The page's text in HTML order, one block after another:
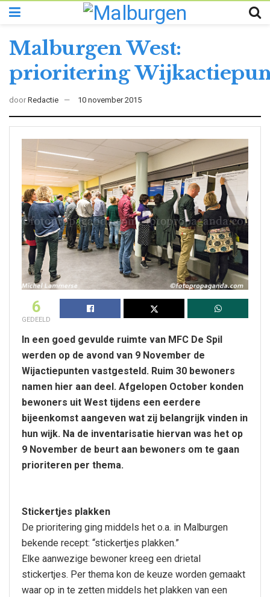
Malburgen West:
prioritering
door Redactie 10 november 2015
6
GEDEELD
In een goed gevulde ruimte van MFC De Spil
werden op de avond van 9 November de
Wijactiepunten vastgesteld. Ruim 30 bewoners
namen hier aan deel. Afgelopen October konden
bewoners uit West tijdens een eerdere
bijeenkomst aangeven wat zij belangrijk vinden in
hun wijk. Na de inventarisatie hiervan was het op
9 November de beurt aan bewoners om te gaan
prioriteren per thema.
Stickertjes plakken
De prioritering ging middels het o.a. in Malburgen
bekende recept: “stickertjes plakken.”
Elke aanwezige bewoner kreeg een drietal
stickertjes. Per thema kon de keuze worden gemaakt
waar op in te zetten middels het plakken van een